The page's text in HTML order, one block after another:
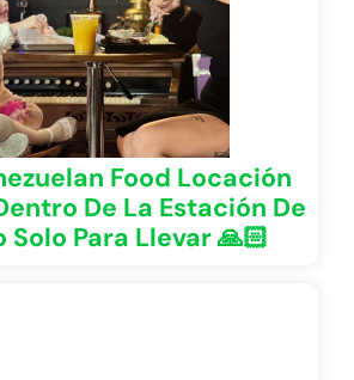
Food Locación
De La Estación De
Solo Para Llevar 🙏🏻